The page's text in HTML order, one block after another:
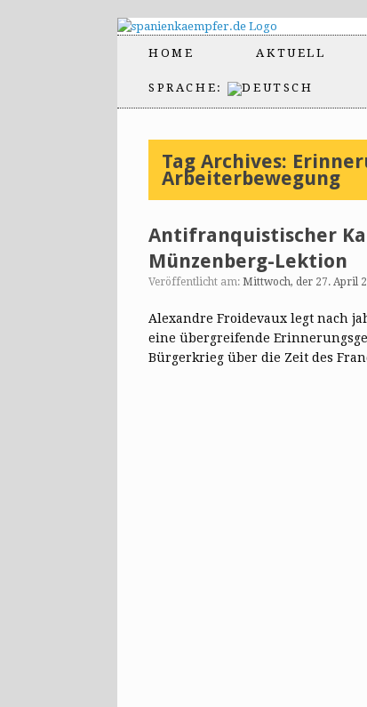
HOME AKTUELL
SPRACHE:
Tag Archives:
Arbeiterbewegung
Antifranquistischer
Münzenberg-Lektion
Veröffentlicht am: Mittwoch, der 27. April
Alexandre Froidevaux legt nach
eine übergreifende
Bürgerkrieg über die Zeit des